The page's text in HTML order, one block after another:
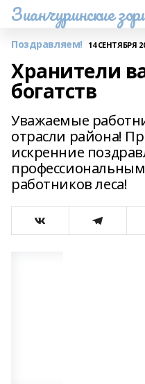
Зианчуринские
Поздравляем! 14 СЕНТЯБРЯ
Хранители
богатств
Уважаемые
отрасли района!
искренние
работников леса!